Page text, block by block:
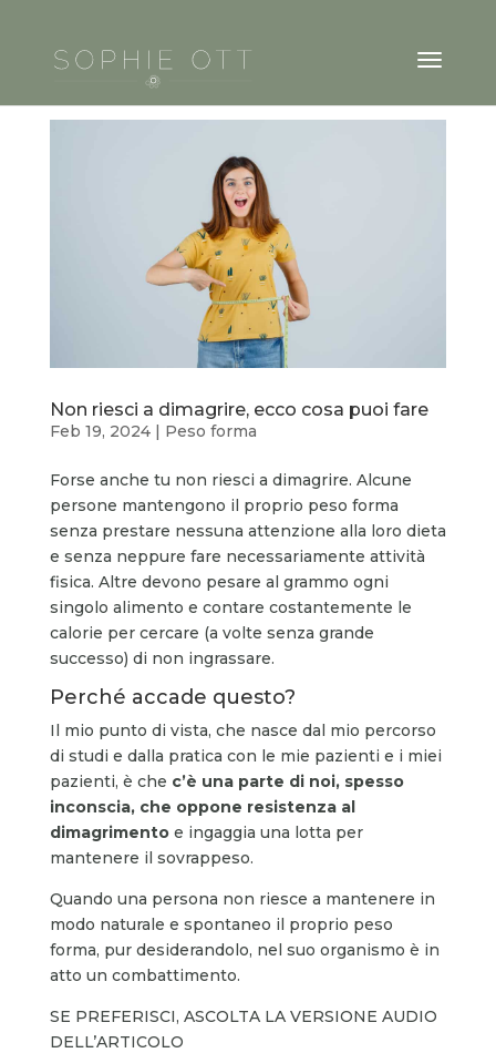
Non riesci a dimagrire, ecco cosa puoi fare
Feb 19, 2024| Peso forma
Forse anche tu non riesci a dimagrire. Alcune
persone mantengono il proprio peso forma
senza prestare nessuna attenzione alla loro dieta
e senza neppure fare necessariamente attività
fisica. Altre devono pesare al grammo ogni
singolo alimento e contare costantemente le
calorie per cercare (a volte senza grande
successo) di non ingrassare.
Perché accade questo?
Il mio punto di vista, che nasce dal mio percorso
di studi e dalla pratica con le mie pazienti e i miei
pazienti, è che c’è una parte di noi, spesso
inconscia, che oppone resistenza al
dimagrimentoe ingaggia una lotta per
mantenere il sovrappeso.
Quando una persona non riesce a mantenere in
modo naturale e spontaneo il proprio peso
forma, pur desiderandolo, nel suo organismo è in
atto un combattimento.
SE PREFERISCI, ASCOLTA LA VERSIONE AUDIO
DELL’ARTICOLO